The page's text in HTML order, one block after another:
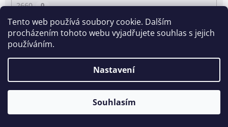
Tento web používá soubory cookie. Dalším
procházením tohoto webu vyjadřujete souhlas s jejich
používáním.
Nastavení
Souhlasím
2660 0
4430 0